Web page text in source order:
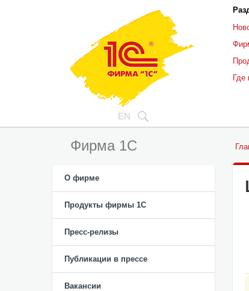
EN
Где
Фирма 1С
О фирме
Продукты фирмы 1C
Пресс-релизы
Публикации в прессе
Вакансии